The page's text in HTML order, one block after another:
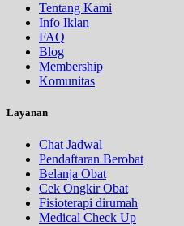
Tentang Kami
Info Iklan
FAQ
Blog
Membership
Komunitas
Layanan
Chat Jadwal
Pendaftaran Berobat
Belanja Obat
Cek Ongkir Obat
Fisioterapi dirumah
Medical Check Up